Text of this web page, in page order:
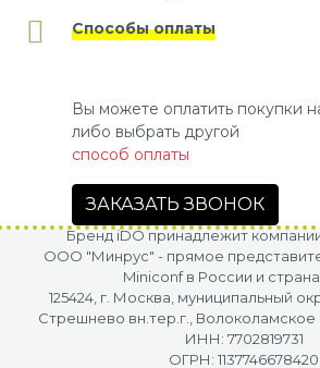
Способы оплаты
Вы можете оплатить покупки
либо выбрать другой
способ оплаты
ЗАКАЗАТЬ ЗВОНОК
Бренд iDO принадлежит
OOO "Минрус" - прямое
Miniconf в России и
125424, г. Москва, муниципальный
Стрешнево вн.тер.г., Волоколамское
ИНН: 7702819731
ОГРН: 1137746678420